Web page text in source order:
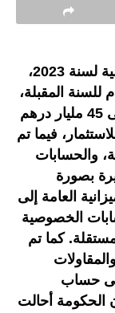
حددت الحكومة وفق مشروع قانون المالية لسنة 2023،
للسنة المقبلة،
بـ 300 مليار درهم. ويتوزع هذا المبلغ على 45 مليار درهم
فيما تم
والحسابات
بصورة
العامة إلى
الخصوصية
كما تم
والمقاولات
درهم إلى حساب
الحكومة أحالت